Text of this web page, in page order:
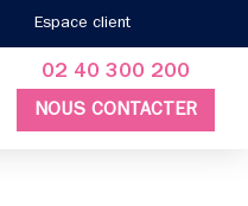
Espace client
02 40 300 200
NOUS CONTACTER